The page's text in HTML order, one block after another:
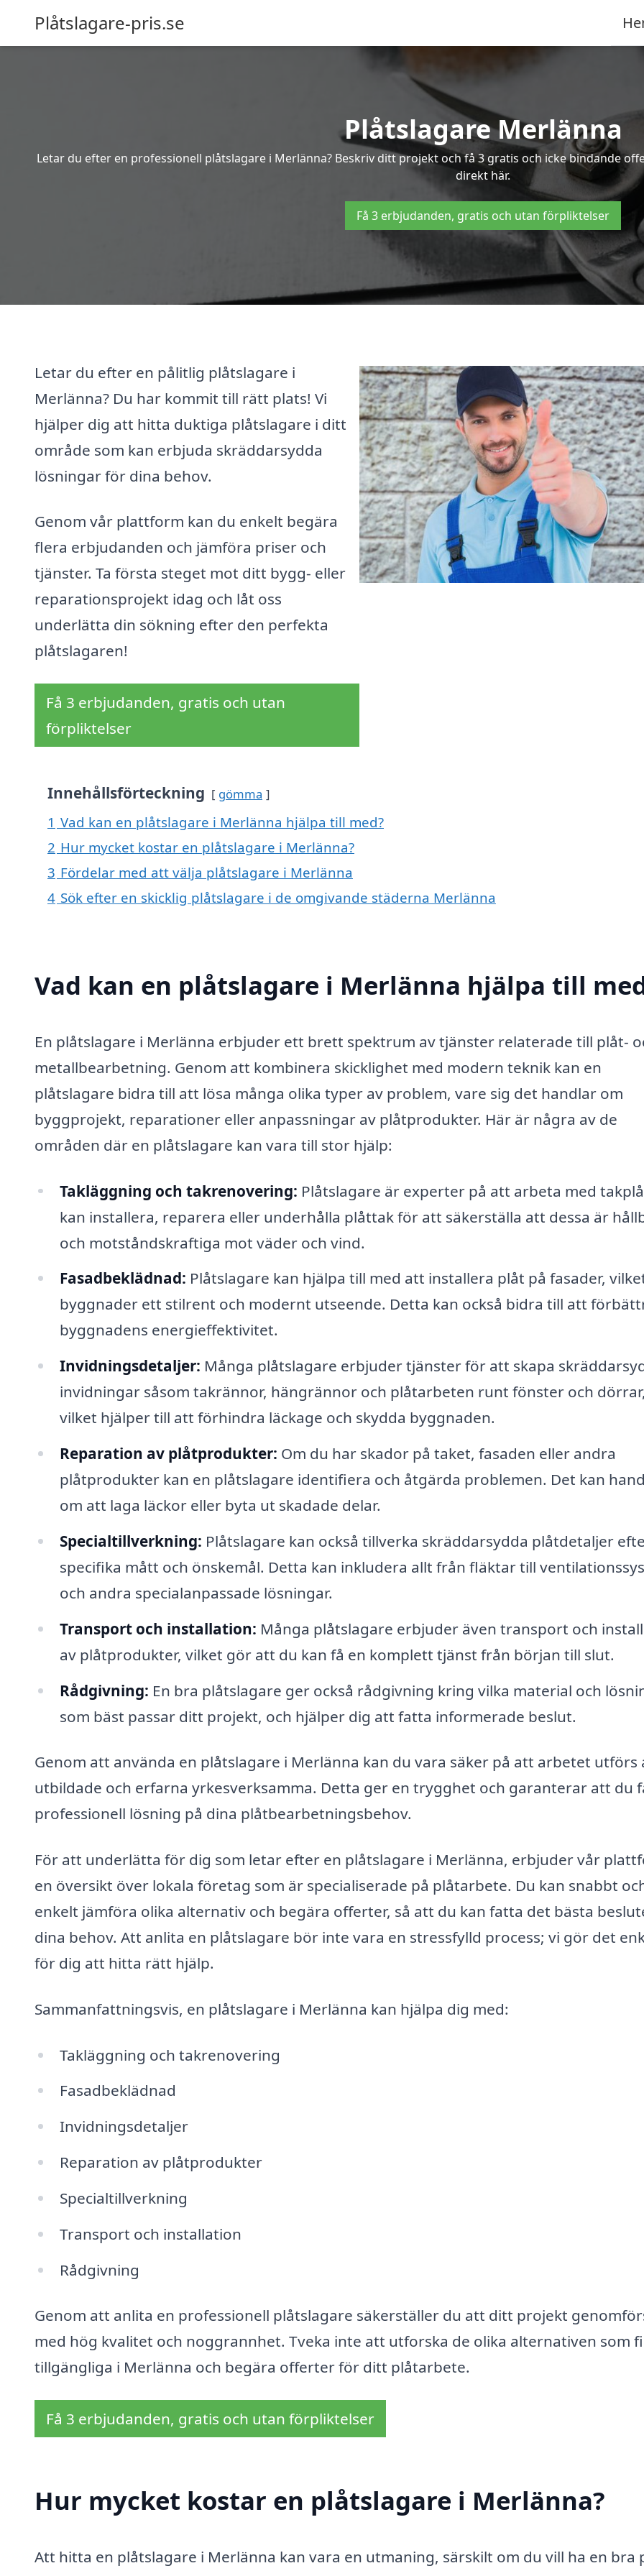
Plåtslagare-pris.se
Plåtslagare Merlänna
Letar du efter en professionell plåtslagare i Merlänna? Beskriv ditt projekt och få 3 gratis och icke bindande
direkt här.
Få 3 erbjudanden, gratis och utan förpliktelser
Letar du efter en pålitlig plåtslagare i
Merlänna? Du har kommit till rätt plats! Vi
hjälper dig att hitta duktiga plåtslagare i ditt
område som kan erbjuda skräddarsydda
lösningar för dina behov.
Genom vår plattform kan du enkelt begära
flera erbjudanden och jämföra priser och
tjänster. Ta första steget mot ditt bygg- eller
reparationsprojekt idag och låt oss
underlätta din sökning efter den perfekta
plåtslagaren!
Få 3 erbjudanden, gratis och utan
förpliktelser
Innehållsförteckning gömma
1 Vad kan en plåtslagare i Merlänna hjälpa till med?
2 Hur mycket kostar en plåtslagare i Merlänna?
3 Fördelar med att välja plåtslagare i Merlänna
4 Sök efter en skicklig plåtslagare i de omgivande städerna Merlänna
Vad kan en plåtslagare i Merlänna hjälpa till
En plåtslagare i Merlänna erbjuder ett brett spektrum av tjänster relaterade till plåt-
metallbearbetning. Genom att kombinera skicklighet med modern teknik kan en
plåtslagare bidra till att lösa många olika typer av problem, vare sig det handlar om
byggprojekt, reparationer eller anpassningar av plåtprodukter. Här är några av de
områden där en plåtslagare kan vara till stor hjälp:
Takläggning och takrenovering: Plåtslagare är experter på att arbeta med
kan installera, reparera eller underhålla plåttak för att säkerställa att dessa är
och motståndskraftiga mot väder och vind.
Fasadbeklädnad: Plåtslagare kan hjälpa till med att installera plåt på fasader,
byggnader ett stilrent och modernt utseende. Detta kan också bidra till att
byggnadens energieffektivitet.
Invidningsdetaljer: Många plåtslagare erbjuder tjänster för att skapa
invidningar såsom takrännor, hängrännor och plåtarbeten runt fönster och dörrar,
vilket hjälper till att förhindra läckage och skydda byggnaden.
Reparation av plåtprodukter: Om du har skador på taket, fasaden eller andra
plåtprodukter kan en plåtslagare identifiera och åtgärda problemen. Det kan
om att laga läckor eller byta ut skadade delar.
Specialtillverkning: Plåtslagare kan också tillverka skräddarsydda plåtdetaljer
specifika mått och önskemål. Detta kan inkludera allt från fläktar till
och andra specialanpassade lösningar.
Transport och installation: Många plåtslagare erbjuder även transport och
av plåtprodukter, vilket gör att du kan få en komplett tjänst från början till slut.
Rådgivning: En bra plåtslagare ger också rådgivning kring vilka material och
som bäst passar ditt projekt, och hjälper dig att fatta informerade beslut.
Genom att använda en plåtslagare i Merlänna kan du vara säker på att arbetet utförs
utbildade och erfarna yrkesverksamma. Detta ger en trygghet och garanterar att du
professionell lösning på dina plåtbearbetningsbehov.
För att underlätta för dig som letar efter en plåtslagare i Merlänna, erbjuder vår
en översikt över lokala företag som är specialiserade på plåtarbete. Du kan snabbt
enkelt jämföra olika alternativ och begära offerter, så att du kan fatta det bästa
dina behov. Att anlita en plåtslagare bör inte vara en stressfylld process; vi gör det
för dig att hitta rätt hjälp.
Sammanfattningsvis, en plåtslagare i Merlänna kan hjälpa dig med:
Takläggning och takrenovering
Fasadbeklädnad
Invidningsdetaljer
Reparation av plåtprodukter
Specialtillverkning
Transport och installation
Rådgivning
Genom att anlita en professionell plåtslagare säkerställer du att ditt projekt
med hög kvalitet och noggrannhet. Tveka inte att utforska de olika alternativen som
tillgängliga i Merlänna och begära offerter för ditt plåtarbete.
Få 3 erbjudanden, gratis och utan förpliktelser
Hur mycket kostar en plåtslagare i Merlänna?
Att hitta en plåtslagare i Merlänna kan vara en utmaning, särskilt om du vill ha en bra